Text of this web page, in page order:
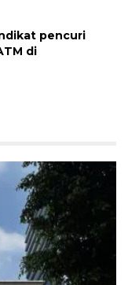
pencuri
di